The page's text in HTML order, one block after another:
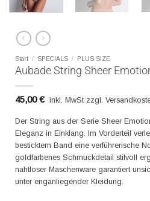
Start / SPECIALS / PLUS SIZE
Aubade String Sheer
45,00€ inkl. MwSt zzgl.
Der String aus der Serie Sheer
Eleganz in Einklang. Im Vorderteil
besticktem Band eine verführerische
goldfarbenes Schmuckdetail stilvoll
nahtloser Maschenware garantiert
unter enganliegender Kleidung.